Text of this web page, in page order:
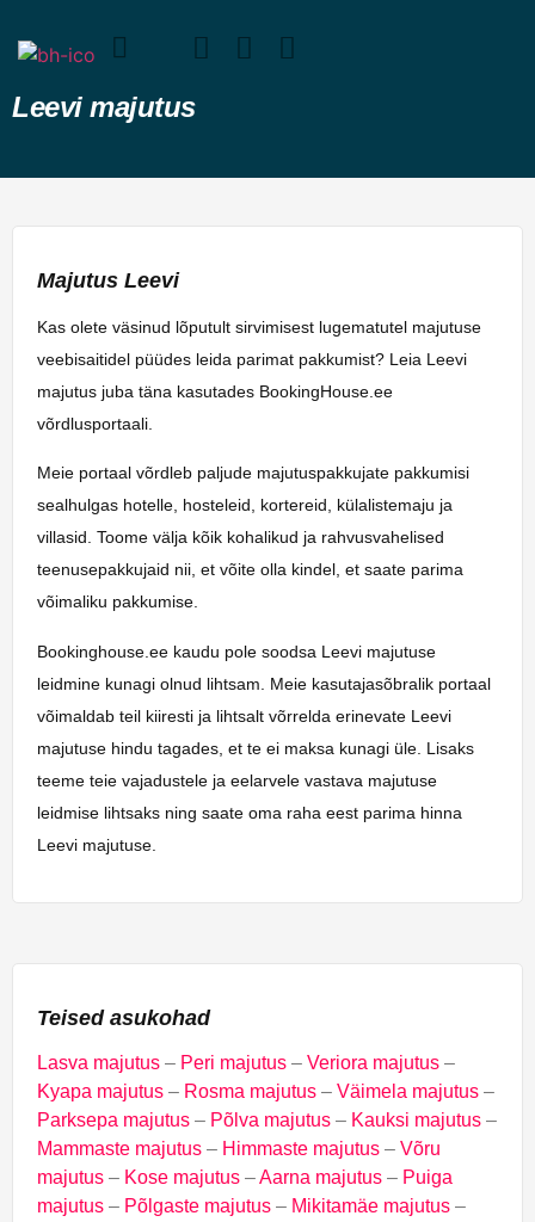
Leevi majutus
Majutus Leevi
Kas olete väsinud lõputult sirvimisest lugematutel majutuse
veebisaitidel püüdes leida parimat pakkumist? Leia Leevi
majutus juba täna kasutades BookingHouse.ee
võrdlusportaali.
Meie portaal võrdleb paljude majutuspakkujate pakkumisi
sealhulgas hotelle, hosteleid, kortereid, külalistemaju ja
villasid. Toome välja kõik kohalikud ja rahvusvahelised
teenusepakkujaid nii, et võite olla kindel, et saate parima
võimaliku pakkumise.
Bookinghouse.ee kaudu pole soodsa Leevi majutuse
leidmine kunagi olnud lihtsam. Meie kasutajasõbralik portaal
võimaldab teil kiiresti ja lihtsalt võrrelda erinevate Leevi
majutuse hindu tagades, et te ei maksa kunagi üle. Lisaks
teeme teie vajadustele ja eelarvele vastava majutuse
leidmise lihtsaks ning saate oma raha eest parima hinna
Leevi majutuse.
Teised asukohad
Lasva majutus – Peri majutus – Veriora majutus –
Kyapa majutus – Rosma majutus – Väimela majutus –
Parksepa majutus – Põlva majutus – Kauksi majutus –
Mammaste majutus – Himmaste majutus – Võru
majutus – Kose majutus –Aarna majutus – Puiga
majutus – Põlgaste majutus – Mikitamäe majutus –